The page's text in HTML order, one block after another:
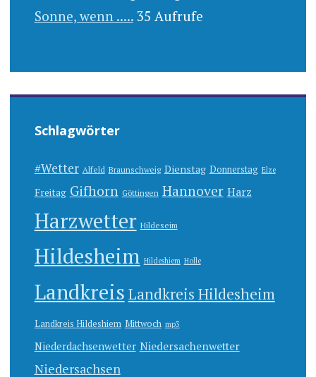
Sonne, wenn ..... 35 Aufrufe
Schlagwörter
#Wetter Alfeld Braunschweig Dienstag Donnerstag Elze
Freitag Gifhorn Göttingen Hannover Harz
Harzwetter Hildeseim
Hildesheim Hildeshiem Holle
Landkreis Landkreis Hildesheim
Landkreis Hildeshiem Mittwoch mp3
Niederdachsenwetter Niedersachenwetter
Niedersachsen